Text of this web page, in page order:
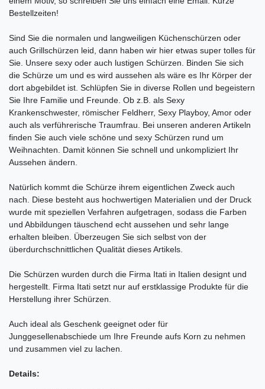
Bestellzeiten!
Sind Sie die normalen und langweiligen Küchenschürzen oder
auch Grillschürzen leid, dann haben wir hier etwas super tolles für
Sie. Unsere sexy oder auch lustigen Schürzen. Binden Sie sich
die Schürze um und es wird aussehen als wäre es Ihr Körper der
dort abgebildet ist. Schlüpfen Sie in diverse Rollen und begeistern
Sie Ihre Familie und Freunde. Ob z.B. als Sexy
Krankenschwester, römischer Feldherr, Sexy Playboy, Amor oder
auch als verführerische Traumfrau. Bei unseren anderen Artikeln
finden Sie auch viele schöne und sexy Schürzen rund um
Weihnachten. Damit können Sie schnell und unkompliziert Ihr
Aussehen ändern.
Natürlich kommt die Schürze ihrem eigentlichen Zweck auch
nach. Diese besteht aus hochwertigen Materialien und der Druck
wurde mit speziellen Verfahren aufgetragen, sodass die Farben
und Abbildungen täuschend echt aussehen und sehr lange
erhalten bleiben. Überzeugen Sie sich selbst von der
überdurchschnittlichen Qualität dieses Artikels.
Die Schürzen wurden durch die Firma Itati in Italien designt und
hergestellt. Firma Itati setzt nur auf erstklassige Produkte für die
Herstellung ihrer Schürzen.
Auch ideal als Geschenk geeignet oder für
Junggesellenabschiede um Ihre Freunde aufs Korn zu nehmen
und zusammen viel zu lachen.
Details: